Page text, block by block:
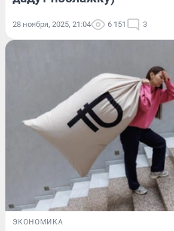
28 ноября, 2025, 21:04 6 151 3
ЭКОНОМИКА